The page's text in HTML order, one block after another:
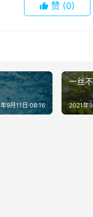
赞 (0)
9月11日 08:16
一丝
2021年